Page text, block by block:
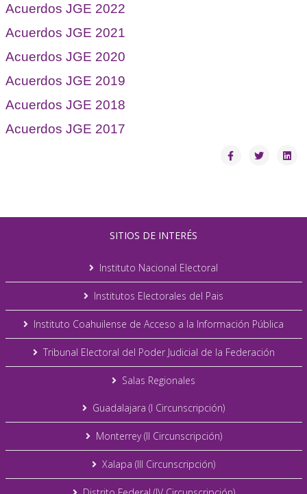
Acuerdos JGE 2022
Acuerdos JGE 2021
Acuerdos JGE 2020
Acuerdos JGE 2019
Acuerdos JGE 2018
Acuerdos JGE 2017
SITIOS DE INTERÉS
Instituto Nacional Electoral
Institutos Electorales del Pais
Instituto Coahuilense de Acceso a la Información Pública
Tribunal Electoral del Poder Judicial de la Federación
Salas Regionales
Guadalajara (I Circunscripción)
Monterrey (II Circunscripción)
Xalapa (III Circunscripción)